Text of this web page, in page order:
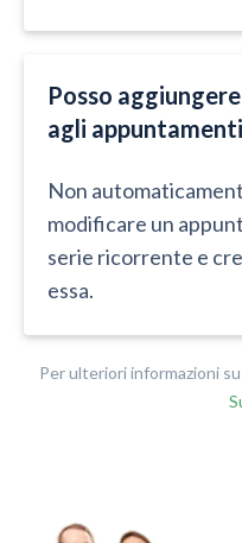
Posso
agli
Non
modificare un
serie ricorrente e
essa.
Per ulteriori informazioni